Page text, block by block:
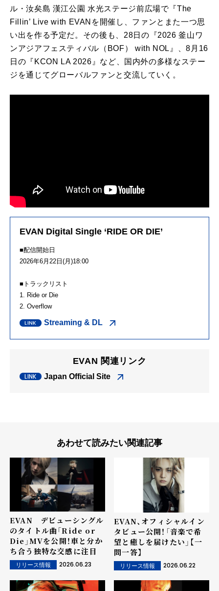
ル・汝矣島 漢江公園 水光ステージ前広場で『The
Fillin’ Live with EVANを開催し、ファンとまた一つ思
い出を作る予定だ。その後も、28日の『2026 釜山ワ
ンアジアフェスティバル（BOF） with NOL』、8月16
日の『KCON LA 2026』など、国内外の多様なステー
ジを通じてグローバルファンと交流していく。
EVAN Digital Single ‘RIDE OR DIE’
■配信開始日
2026年6月22日(月)18:00
■トラックリスト
1. Ride or Die
2. Overflow
Streaming & DL
EVAN 関連リンク
Japan Official Site
あわせて読みたい関連記事
EVAN デビューシングル
のタイトル曲「Ride or
Die」MVを公開！車と分か
ち合う独特な交感に注目
リリース情報 2026.06.23
EVAN、オフィシャルイン
タビュー公開！「音楽で希
望と癒しを届けたい」【一
問一答】
リリース情報 2026.06.22